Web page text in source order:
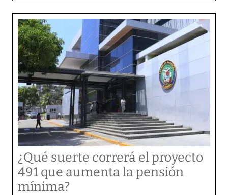
¿Qué suerte correrá el proyecto
491 que aumenta la pensión
mínima?